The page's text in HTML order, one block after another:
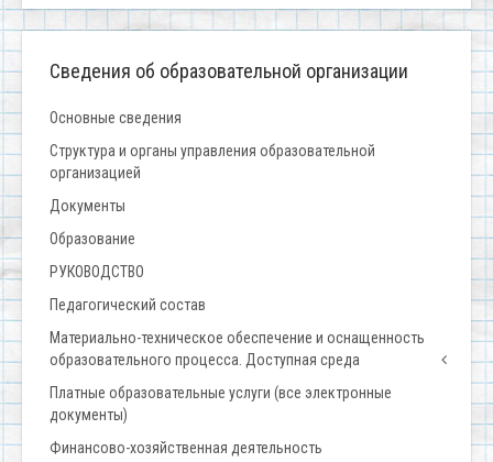
Сведения об образовательной организации
Основные сведения
Структура и органы управления образовательной
организацией
Документы
Образование
РУКОВОДСТВО
Педагогический состав
Материально-техническое обеспечение и оснащенность
образовательного процесса. Доступная среда
Платные образовательные услуги (все электронные
документы)
Финансово-хозяйственная деятельность